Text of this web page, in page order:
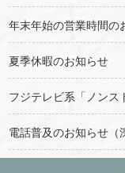
年末年始の営業時間の
夏季休暇のお知らせ
フジテレビ系「ノンス
電話普及のお知らせ（